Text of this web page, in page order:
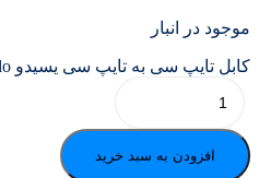
موجود در انبار
کابل تایپ سی به تایپ سی یسیدو yesido مدل ca78 عدد
افزودن به سبد خرید